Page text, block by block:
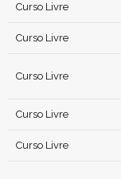
Curso Livre
Curso Livre
Curso Livre
Curso Livre
Curso Livre